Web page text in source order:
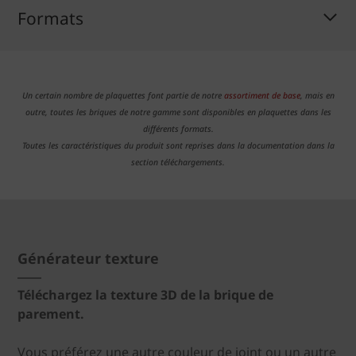
Formats
Un certain nombre de plaquettes font partie de notre assortiment de base, mais en
outre, toutes les briques de notre gamme sont disponibles en plaquettes dans les
différents formats.
Toutes les caractéristiques du produit sont reprises dans la documentation dans la
section téléchargements.
Générateur texture
Téléchargez la texture 3D de la brique de
parement.
Vous préférez une autre couleur de joint ou un autre